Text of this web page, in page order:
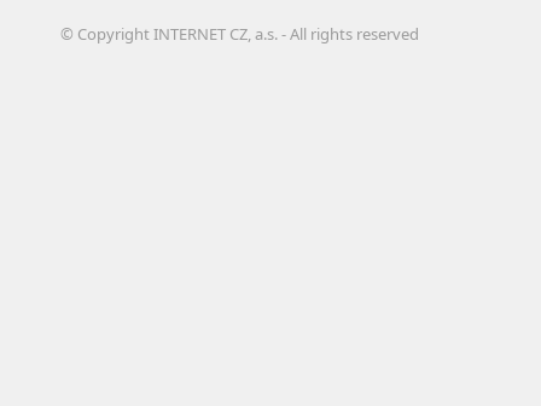
© Copyright INTERNET CZ, a.s. - All rights reserved